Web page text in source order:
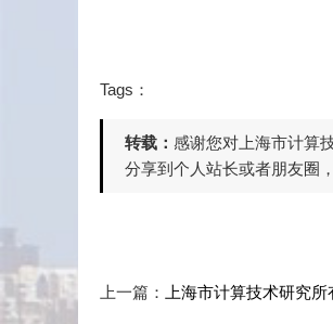
Tags：
转载： 感谢您对上海市计算
分享到个人站长或者朋友圈
上一篇： 上海市计算技术研究